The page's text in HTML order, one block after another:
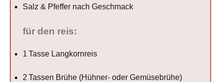
Salz & Pfeffer nach Geschmack
für den reis:
1 Tasse Langkornreis
2 Tassen Brühe (Hühner- oder Gemüsebrühe)